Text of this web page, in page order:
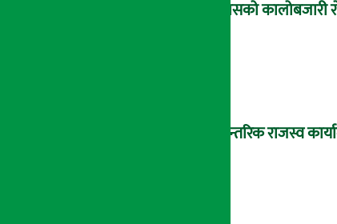
ग्यासको
आन्तरिक राजस्व